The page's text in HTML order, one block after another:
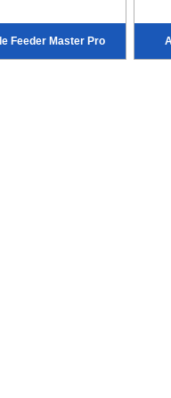
Feeder Master Pro